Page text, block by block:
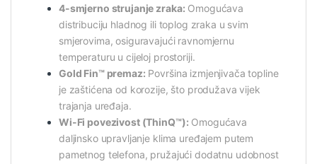
4-smjerno strujanje zraka: Omogućava
distribuciju hladnog ili toplog zraka u svim
smjerovima, osiguravajući ravnomjernu
temperaturu u cijeloj prostoriji.
Gold Fin™ premaz: Površina izmjenjivača topline
je zaštićena od korozije, što produžava vijek
trajanja uređaja.
Wi-Fi povezivost (ThinQ™): Omogućava
daljinsko upravljanje klima uređajem putem
pametnog telefona, pružajući dodatnu udobnost